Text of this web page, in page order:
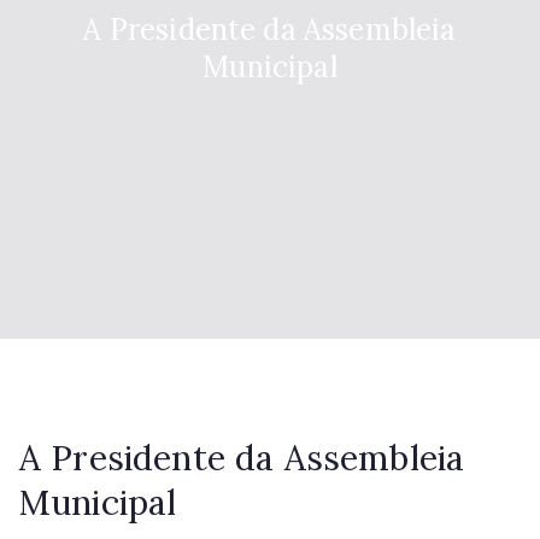
A Presidente da Assembleia
Municipal
A Presidente da Assembleia
Municipal